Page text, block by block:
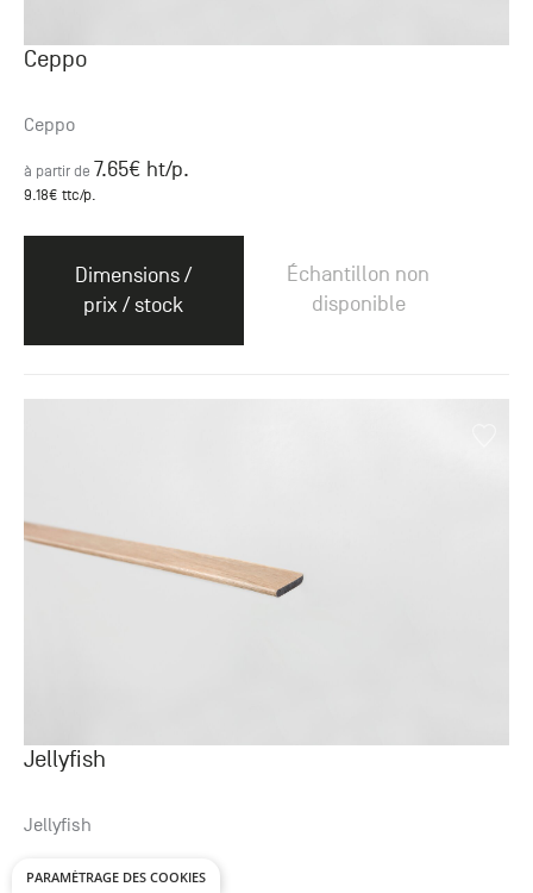
Ceppo
Ceppo
à partir de 7.65€ ht/p.
9.18€ ttc/p.
Dimensions /
prix / stock
Échantillon non
disponible
Jellyfish
Jellyfish
à partir de 7.65€ ht/p.
PARAMÉTRAGE DES COOKIES